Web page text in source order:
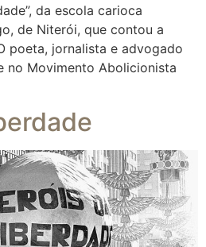
da escola carioca
de Niterói, que contou a
poeta, jornalista e advogado
no Movimento Abolicionista